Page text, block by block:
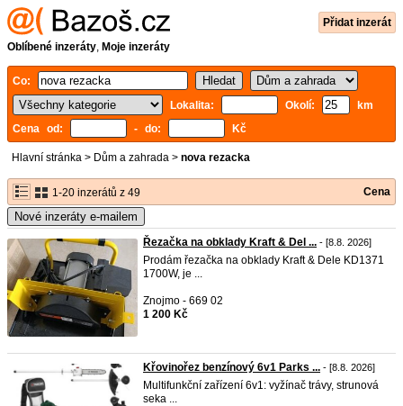
Přidat inzerát
Oblíbené inzeráty, Moje inzeráty
Co:
Lokalita:
Okolí:
km
Cena od:
- do: Kč
Hlavní stránka > Dům a zahrada > nova rezacka
1-20 inzerátů z 49 Cena
Nové inzeráty e-mailem
Řezačka na obklady Kraft & Del ... - [8.8. 2026]
Prodám řezačka na obklady Kraft & Dele KD1371
1700W, je ...
Znojmo - 669 02
1 200 Kč
Křovinořez benzínový 6v1 Parks ... - [8.8. 2026]
Multifunkční zařízení 6v1: vyžínač trávy, strunová
seka ...